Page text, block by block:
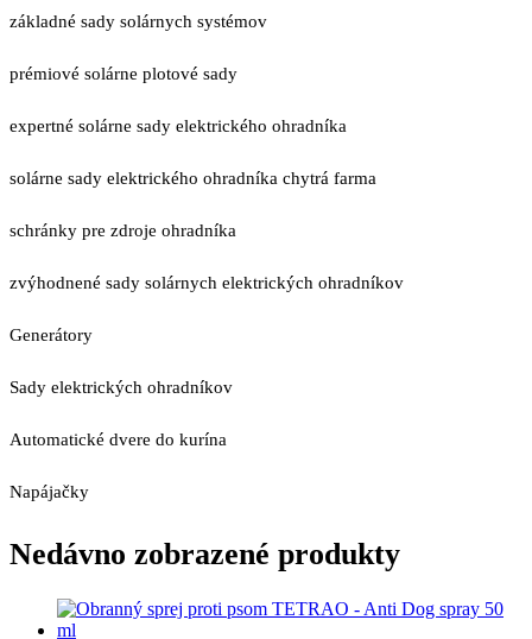
základné sady solárnych systémov
prémiové solárne plotové sady
expertné solárne sady elektrického ohradníka
solárne sady elektrického ohradníka chytrá farma
schránky pre zdroje ohradníka
zvýhodnené sady solárnych elektrických ohradníkov
Generátory
Sady elektrických ohradníkov
Automatické dvere do kurína
Napájačky
Nedávno zobrazené produkty